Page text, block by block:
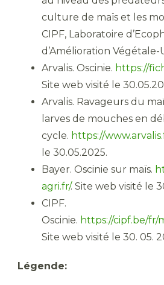
culture de maïs et les
CIPF, Laboratoire
d’Amélioration Végétale-
Arvalis. Oscinie. https://
Site web visité le
Arvalis. Ravageurs du
larves de mouches en
cycle. https://
le 30.05.2025.
Bayer. Oscinie sur maïs.
agri.fr/. Site web visité le
CIPF.
Oscinie. https://cipf.be/fr/
Site web visité le 30. 05.
Légende: